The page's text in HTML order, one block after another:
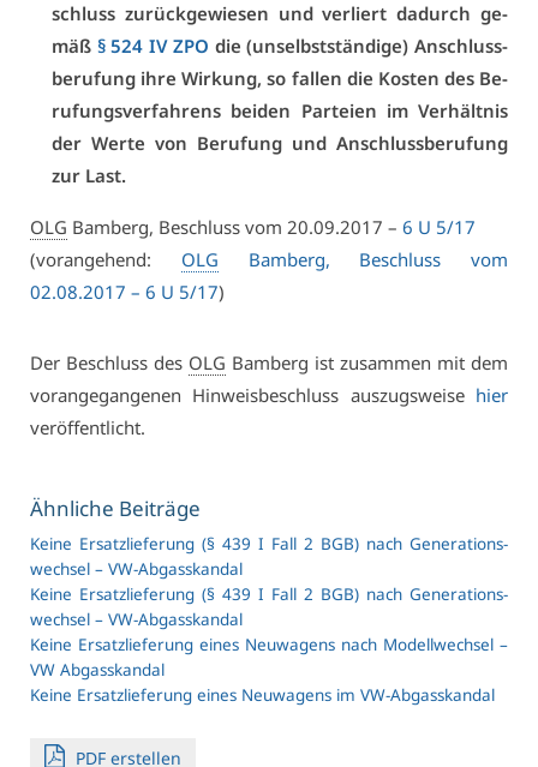
schluss zu­rück­ge­wie­sen und ver­liert da­durch ge­
mäß § 524 IV ZPO die (un­selbst­stän­di­ge) An­schluss­
be­ru­fung ih­re Wir­kung, so fal­len die Kos­ten des Be­
ru­fungs­ver­fah­rens bei­den Par­tei­en im Ver­hält­nis
der Wer­te von Be­ru­fung und An­schluss­be­ru­fung
zur Last.
OLG Bam­berg, Be­schluss vom 20.09.2017 – 6 U 5/17
(vor­an­ge­hend: OLG Bam­berg, Be­schluss vom
02.08.2017 – 6 U 5/17)
Der Be­schluss des OLG Bam­berg ist zu­sam­men mit dem
vor­an­ge­gan­ge­nen Hin­weis­be­schluss aus­zugs­wei­se hier
ver­öf­fent­licht.
Ähn­li­che Bei­trä­ge
Kei­ne Er­satz­lie­fe­rung (§ 439 I Fall 2 BGB) nach Ge­ne­ra­ti­ons­
wech­sel – VW-Ab­gas­skan­dal
Kei­ne Er­satz­lie­fe­rung (§ 439 I Fall 2 BGB) nach Ge­ne­ra­ti­ons­
wech­sel – VW-Ab­gas­skan­dal
Kei­ne Er­satz­lie­fe­rung ei­nes Neu­wa­gens nach Mo­dell­wech­sel –
VW Ab­gas­skan­dal
Kei­ne Er­satz­lie­fe­rung ei­nes Neu­wa­gens im VW-Ab­gas­skan­dal
PDF er­stel­len